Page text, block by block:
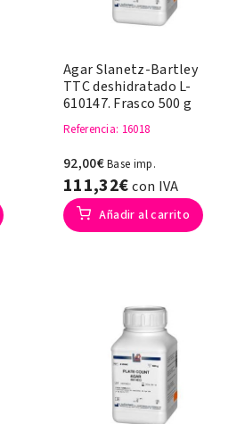
Agar Slanetz-Bartley
TTC deshidratado L-
610147. Frasco 500 g
Referencia: 16018
92,00€Base imp.
111,32€con IVA
Añadir al carrito